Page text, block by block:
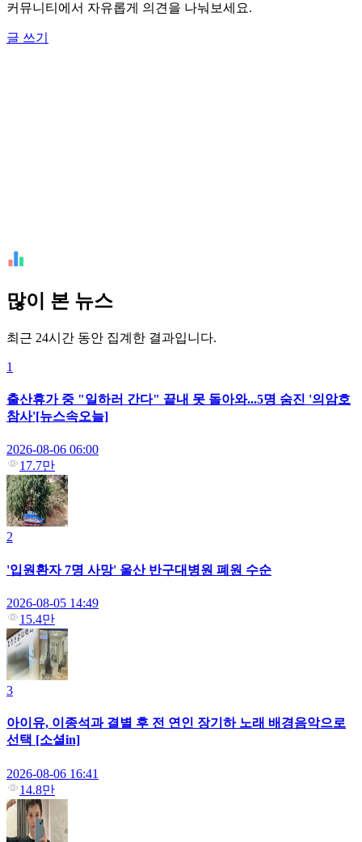
커뮤니티에서 자유롭게 의견을 나눠보세요.
글 쓰기
많이 본 뉴스
최근 24시간 동안 집계한 결과입니다.
1
출산휴가 중 "일하러 간다" 끝내 못 돌아와...5명 숨진 '의암호
참사'[뉴스속오늘]
2026-08-06 06:00
17.7만
2
'입원환자 7명 사망' 울산 반구대병원 폐원 수순
2026-08-05 14:49
15.4만
3
아이유, 이종석과 결별 후 전 연인 장기하 노래 배경음악으로
선택 [소셜in]
2026-08-06 16:41
14.8만